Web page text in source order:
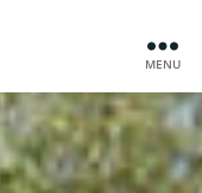
MENU